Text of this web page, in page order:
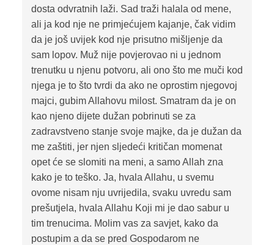
dosta odvratnih laži. Sad traži halala od mene,
ali ja kod nje ne primjećujem kajanje, čak vidim
da je još uvijek kod nje prisutno mišljenje da
sam lopov. Muž nije povjerovao ni u jednom
trenutku u njenu potvoru, ali ono što me muči kod
njega je to što tvrdi da ako ne oprostim njegovoj
majci, gubim Allahovu milost. Smatram da je on
kao njeno dijete dužan pobrinuti se za
zadravstveno stanje svoje majke, da je dužan da
me zaštiti, jer njen sljedeći kritičan momenat
opet će se slomiti na meni, a samo Allah zna
kako je to teško. Ja, hvala Allahu, u svemu
ovome nisam nju uvrijedila, svaku uvredu sam
prešutjela, hvala Allahu Koji mi je dao sabur u
tim trenucima. Molim vas za savjet, kako da
postupim a da se pred Gospodarom ne